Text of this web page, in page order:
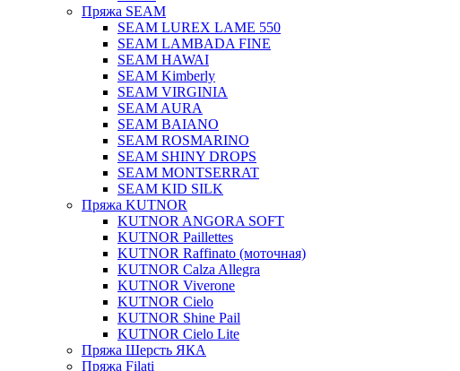
Пряжа SEAM
SEAM LUREX LAME 550
SEAM LAMBADA FINE
SEAM HAWAI
SEAM Kimberly
SEAM VIRGINIA
SEAM AURA
SEAM BAIANO
SEAM ROSMARINO
SEAM SHINY DROPS
SEAM MONTSERRAT
SEAM KID SILK
Пряжа KUTNOR
KUTNOR ANGORA SOFT
KUTNOR Paillettes
KUTNOR Raffinato (моточная)
KUTNOR Calza Allegra
KUTNOR Viverone
KUTNOR Cielo
KUTNOR Shine Pail
KUTNOR Cielo Lite
Пряжа Шерсть ЯКА
Пряжа Filati